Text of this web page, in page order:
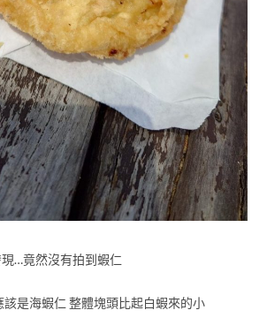
…竟然沒有拍到蝦仁
該是海蝦仁 整體塊頭比起白蝦來的小